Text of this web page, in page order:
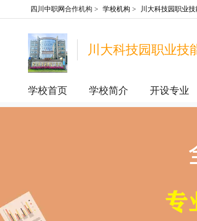
四川中职网 合作机构 > 学校机构 > 川大科技园职业
川大科技园职业技
学校首页 学校简介 开设专业